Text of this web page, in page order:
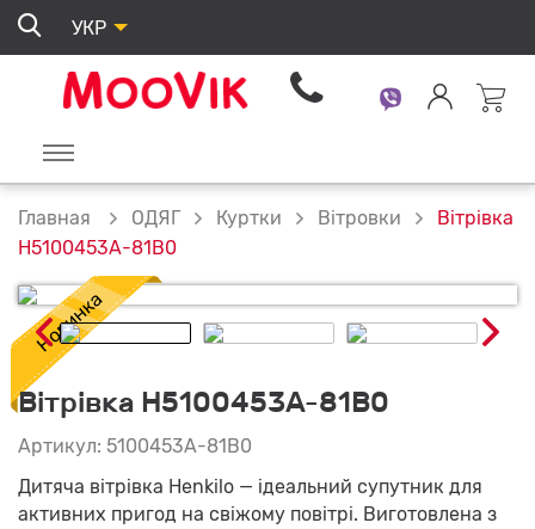
УКР
Главная ОДЯГ Куртки Вітровки
Вітрівка
H5100453A-81B0
Вітрівка H5100453A-81B0
Артикул: 5100453A-81B0
Дитяча вітрівка Henkilo — ідеальний супутник для
активних пригод на свіжому повітрі. Виготовлена з